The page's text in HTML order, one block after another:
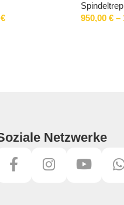
€
950,00€ –
Netzwerke